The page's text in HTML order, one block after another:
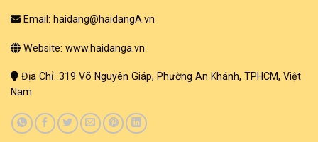
Email: haidang@haidangA.vn
Website: www.haidanga.vn
Địa Chỉ: 319 Võ Nguyên Giáp, Phường An Khánh, TPHCM, Việt
Nam